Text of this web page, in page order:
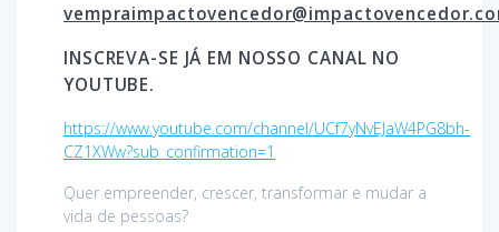
INSCREVA-SE JÁ EM NOSSO CANAL NO
YOUTUBE.
https://www.youtube.com/channel/UCf7yNvEJaW4PG8bh-
CZ1XWw?sub_confirmation=1
Quer empreender, crescer, transformar e mudar a
vida de pessoas?